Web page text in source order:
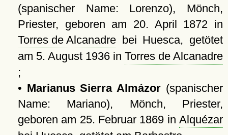
(spanischer Name: Lorenzo), Mönch,
Priester, geboren am 20. April 1872 in
Torres de Alcanadrebei Huesca, getötet
am 5. August 1936 in Torres de Alcanadre
;
• Marianus Sierra Almázor (spanischer
Name: Mariano), Mönch, Priester,
geboren am 25. Februar 1869 in Alquézar